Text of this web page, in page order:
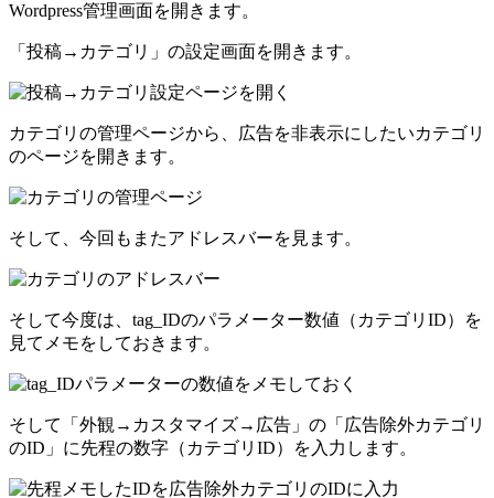
Wordpress管理画面を開きます。
「投稿→カテゴリ」の設定画面を開きます。
カテゴリの管理ページから、広告を非表示にしたいカテゴリ
のページを開きます。
そして、今回もまたアドレスバーを見ます。
そして今度は、tag_IDのパラメーター数値（カテゴリID）を
見てメモをしておきます。
そして「外観→カスタマイズ→広告」の「広告除外カテゴリ
のID」に先程の数字（カテゴリID）を入力します。